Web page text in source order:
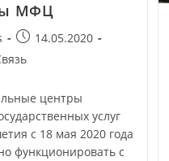
МФЦ
14.05.2020
центры
услуг
с 18 мая 2020 года
функционировать с